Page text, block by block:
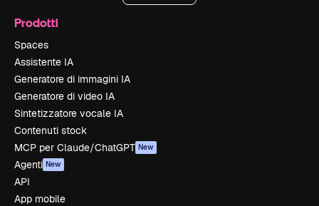
Prodotti
Spaces
Assistente IA
Generatore di immagini IA
Generatore di video IA
Sintetizzatore vocale IA
Contenuti stock
MCP per Claude/ChatGPT New
Agenti New
API
App mobile